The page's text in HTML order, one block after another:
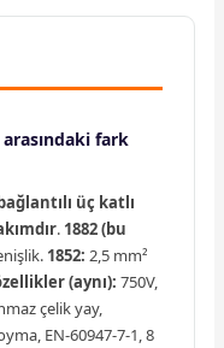
arasındaki fark
üç katlı
. 1882 (bu
1852: 2,5 mm²
(aynı): 750V,
çelik yay,
EN-60947-7-1, 8